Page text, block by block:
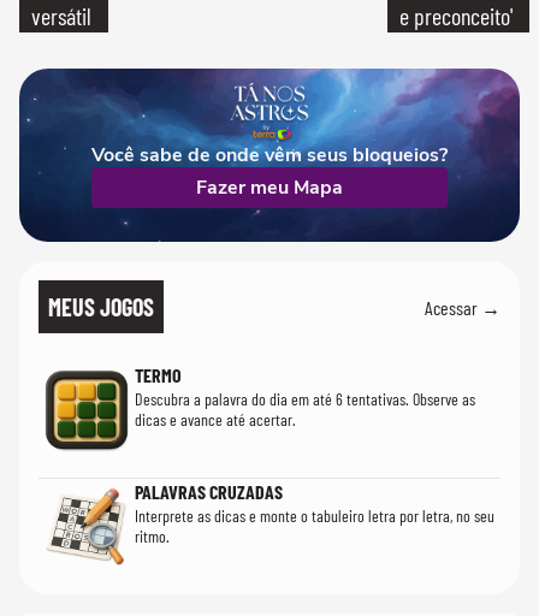
versátil
e preconceito'
Você sabe de onde vêm seus bloqueios?
Fazer meu Mapa
MEUS JOGOS Acessar →
TERMO
Descubra a palavra do dia em até 6 tentativas. Observe as
dicas e avance até acertar.
PALAVRAS CRUZADAS
Interprete as dicas e monte o tabuleiro letra por letra, no seu
ritmo.